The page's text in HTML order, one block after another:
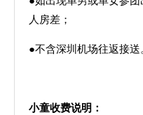
人房差；
●不含深圳机场往返接送
小童收费说明：